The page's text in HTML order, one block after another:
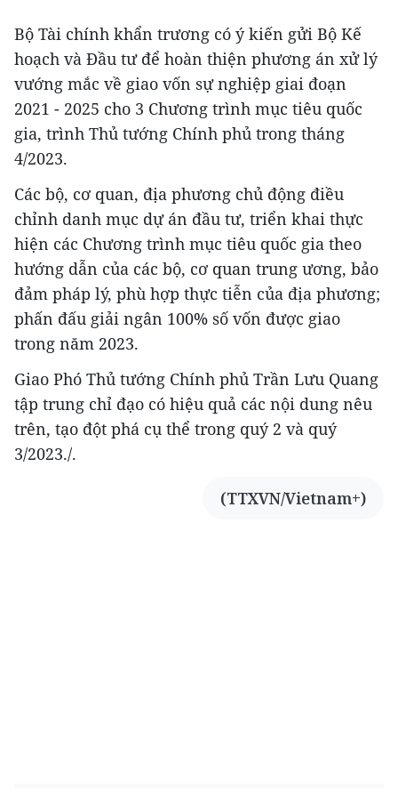
Bộ Tài chính khẩn trương có ý kiến gửi Bộ Kế
hoạch và Đầu tư để hoàn thiện phương án xử lý
vướng mắc về giao vốn sự nghiệp giai đoạn
2021 - 2025 cho 3 Chương trình mục tiêu quốc
gia, trình Thủ tướng Chính phủ trong tháng
4/2023.
Các bộ, cơ quan, địa phương chủ động điều
chỉnh danh mục dự án đầu tư, triển khai thực
hiện các Chương trình mục tiêu quốc gia theo
hướng dẫn của các bộ, cơ quan trung ương, bảo
đảm pháp lý, phù hợp thực tiễn của địa phương;
phấn đấu giải ngân 100% số vốn được giao
trong năm 2023.
Giao Phó Thủ tướng Chính phủ Trần Lưu Quang
tập trung chỉ đạo có hiệu quả các nội dung nêu
trên, tạo đột phá cụ thể trong quý 2 và quý
3/2023./.
(TTXVN/Vietnam+)